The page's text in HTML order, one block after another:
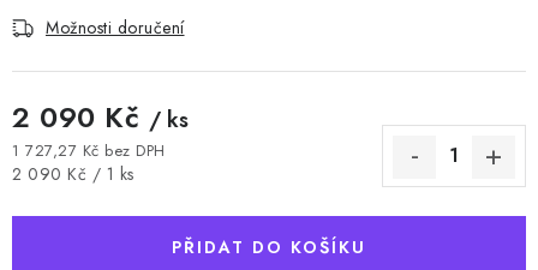
Možnosti doručení
2 090 Kč / ks
1 727,27 Kč bez DPH
Měrná cena:
2 090 Kč / 1 ks
PŘIDAT DO KOŠÍKU